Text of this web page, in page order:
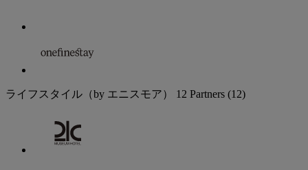
ライフスタイル（by エニスモア） 12 Partners (12)